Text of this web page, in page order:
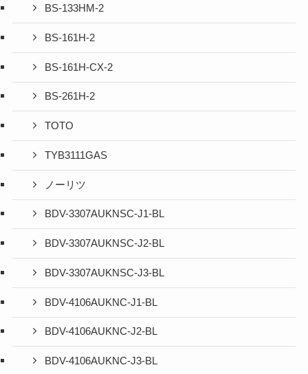
BS-133HM-2
BS-161H-2
BS-161H-CX-2
BS-261H-2
TOTO
TYB3111GAS
ノーリツ
BDV-3307AUKNSC-J1-BL
BDV-3307AUKNSC-J2-BL
BDV-3307AUKNSC-J3-BL
BDV-4106AUKNC-J1-BL
BDV-4106AUKNC-J2-BL
BDV-4106AUKNC-J3-BL